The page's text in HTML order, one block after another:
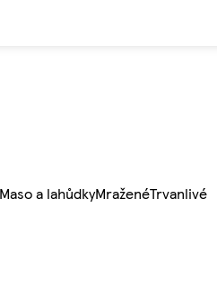
Maso a lahůdkyMraženéTrvanlivé